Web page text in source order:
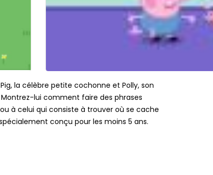
la célèbre petite cochonne et Polly, son
lui comment faire des phrases
à celui qui consiste à trouver où se cache
conçu pour les moins 5 ans.